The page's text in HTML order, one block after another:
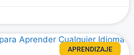
APRENDIZAJE